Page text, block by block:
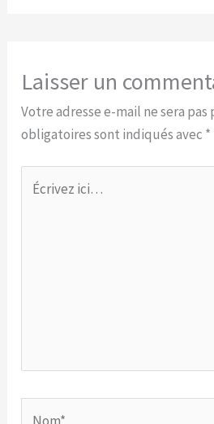
Laisser un
Votre adresse e-mail ne sera pas
obligatoires sont indiqués avec *
Écrivez
ici…